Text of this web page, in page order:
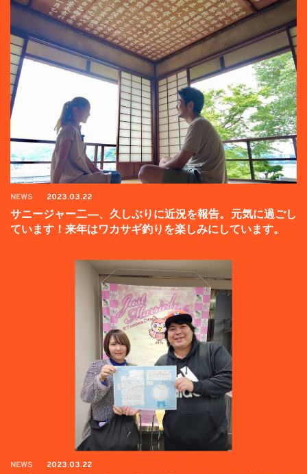
NEWS 2023.03.22
サニージャー二―、久しぶりに近況を報告。元気に過ごし
ています！来年はワカサギ釣りを楽しみにしています。
NEWS 2023.03.22